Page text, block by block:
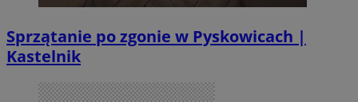
Sprzątanie po zgonie w Pyskowicach |
Kastelnik